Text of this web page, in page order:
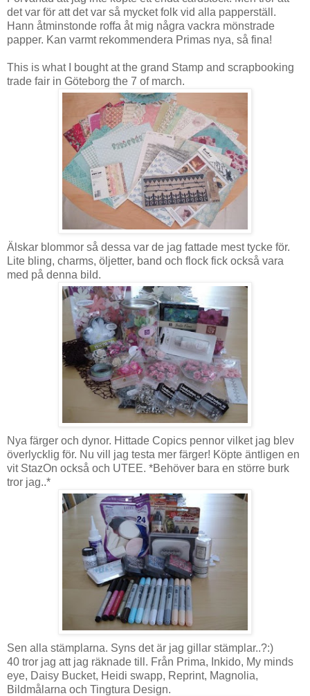
det var för att det var så mycket folk vid alla papperställ.
Hann åtminstonde roffa åt mig några vackra mönstrade
papper. Kan varmt rekommendera Primas nya, så fina!
This is what I bought at the grand Stamp and scrapbooking
trade fair in Göteborg the 7 of march.
Älskar blommor så dessa var de jag fattade mest tycke för.
Lite bling, charms, öljetter, band och flock fick också vara
med på denna bild.
Nya färger och dynor. Hittade Copics pennor vilket jag blev
överlycklig för. Nu vill jag testa mer färger! Köpte äntligen en
vit StazOn också och UTEE. *Behöver bara en större burk
tror jag..*
Sen alla stämplarna. Syns det är jag gillar stämplar..?:)
40 tror jag att jag räknade till. Från Prima, Inkido, My minds
eye, Daisy Bucket, Heidi swapp, Reprint, Magnolia,
Bildmålarna och Tingtura Design.